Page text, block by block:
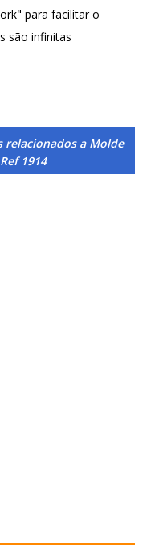
para facilitar o
são infinitas
relacionados a Molde
1914